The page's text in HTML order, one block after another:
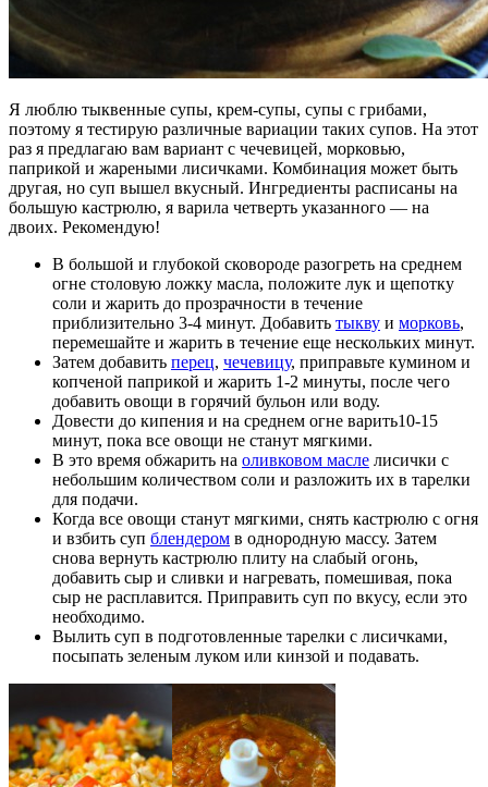
Я люблю тыквенные супы, крем-супы, супы с грибами,
поэтому я тестирую различные вариации таких супов. На этот
раз я предлагаю вам вариант с чечевицей, морковью,
паприкой и жареными лисичками. Комбинация может быть
другая, но суп вышел вкусный. Ингредиенты расписаны на
большую кастрюлю, я варила четверть указанного — на
двоих. Рекомендую!
В большой и глубокой сковороде разогреть на среднем
огне столовую ложку масла, положите лук и щепотку
соли и жарить до прозрачности в течение
приблизительно 3-4 минут. Добавить тыкву и морковь,
перемешайте и жарить в течение еще нескольких минут.
Затем добавить перец, чечевицу, приправьте кумином и
копченой паприкой и жарить 1-2 минуты, после чего
добавить овощи в горячий бульон или воду.
Довести до кипения и на среднем огне варить10-15
минут, пока все овощи не станут мягкими.
В это время обжарить на оливковом масле лисички с
небольшим количеством соли и разложить их в тарелки
для подачи.
Когда все овощи станут мягкими, снять кастрюлю с огня
и взбить суп блендером в однородную массу. Затем
снова вернуть кастрюлю плиту на слабый огонь,
добавить сыр и сливки и нагревать, помешивая, пока
сыр не расплавится. Приправить суп по вкусу, если это
необходимо.
Вылить суп в подготовленные тарелки с лисичками,
посыпать зеленым луком или кинзой и подавать.